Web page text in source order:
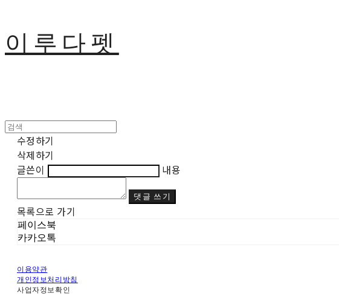
이루다펫
수정하기
삭제하기
글쓴이
내용
댓글 쓰기
목록으로 가기
페이스북
카카오톡
이용약관
개인정보처리방침
사업자정보확인